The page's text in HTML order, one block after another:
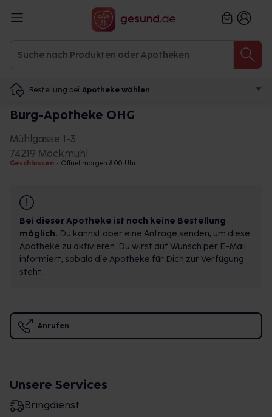
Bestellung bei Apotheke wählen
Burg-Apotheke OHG
Mühlgasse 1-3
74219 Möckmühl
Geschlossen • Öffnet morgen 8:00 Uhr
Bei dieser Apotheke ist noch keine Bestellung
möglich. Du kannst aber eine Anfrage senden, um diese
Apotheke zu aktivieren. Du wirst auf Wunsch per E-Mail
informiert, sobald die Apotheke für Dich zur Verfügung
steht.
Anrufen
Unsere Services
Bringdienst